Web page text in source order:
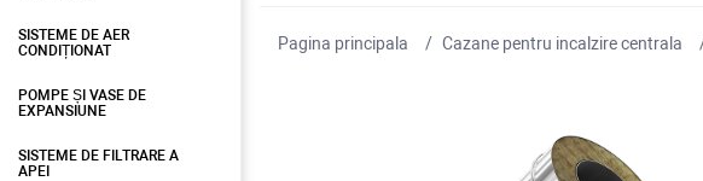
SISTEME DE AER
CONDIȚIONAT
POMPE ȘI VASE DE
EXPANSIUNE
SISTEME DE FILTRARE A
APEI
Pagina principala Cazane pentru incalzire centrala